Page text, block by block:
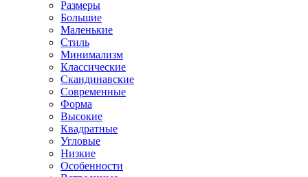
Размеры
Большие
Маленькие
Стиль
Минимализм
Классические
Скандинавские
Современные
Форма
Высокие
Квадратные
Угловые
Низкие
Особенности